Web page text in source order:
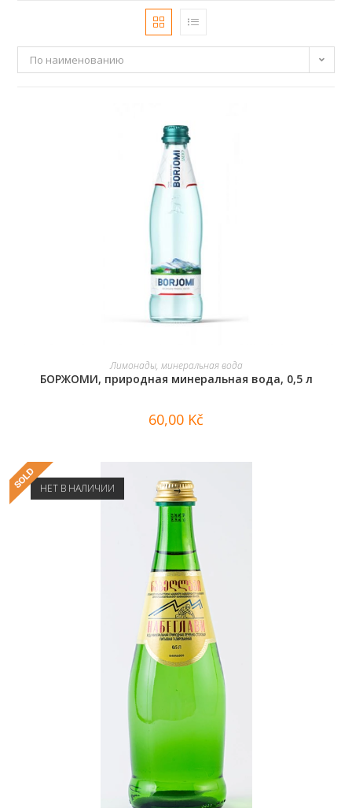
По наименованию
В КОРЗИНУ
Лимонады, минеральная вода
БОРЖОМИ, природная минеральная вода, 0,5 л
60,00 Kč
НЕТ В НАЛИЧИИ